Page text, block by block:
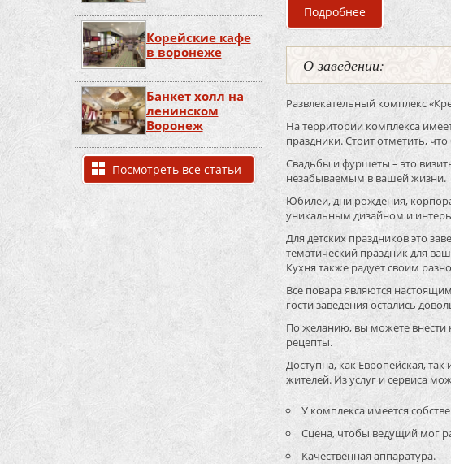
Корейские кафе
в воронеже
Банкет холл на
ленинском
Воронеж
Посмотреть все статьи
Подробнее о Банкетный
О заведении:
Развлекательный комплекс
На территории комплекса
праздники. Стоит отметить,
Свадьбы и фуршеты – это
незабываемым в вашей жизни.
Юбилеи, дни рождения,
уникальным дизайном и
Для детских праздников это
тематический праздник для
Кухня также радует своим
Все повара являются
гости заведения остались
По желанию, вы можете
рецепты.
Доступна, как Европейская,
жителей. Из услуг и сервиса
У комплекса имеется
Сцена, чтобы ведущий мог
Качественная аппаратура.